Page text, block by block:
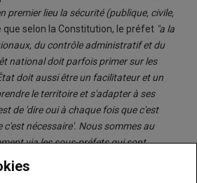
premier lieu la sécurité (publique, civile,
que selon la Constitution, le préfet "a la
du contrôle administratif et du
national doit parfois primer sur les
doit aussi être un facilitateur et un
le territoire et s'adapter à ses
de 'dire oui à chaque fois que c'est
c'est nécessaire'. Nous sommes au
via les sous-préfets qui sont
accompagner les projets et
complexes. Les communes ne peuvent